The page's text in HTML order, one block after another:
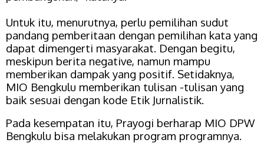
Untuk itu, menurutnya, perlu pemilihan sudut
pandang pemberitaan dengan pemilihan kata yang
dapat dimengerti masyarakat. Dengan begitu,
meskipun berita negative, namun mampu
memberikan dampak yang positif. Setidaknya,
MIO Bengkulu memberikan tulisan -tulisan yang
baik sesuai dengan kode Etik Jurnalistik.
Pada kesempatan itu, Prayogi berharap MIO DPW
Bengkulu bisa melakukan program programnya.